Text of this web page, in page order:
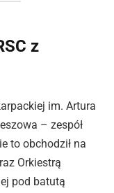
z
im. Artura
– zespół
to obchodził na
Orkiestrą
pod batutą